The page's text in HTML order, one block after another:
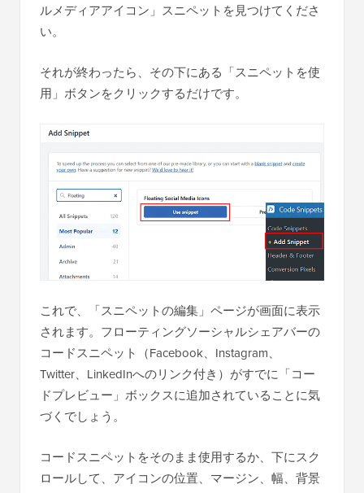
ルメディアアイコン」スニペットを見つけてくださ
い。
それが終わったら、その下にある「スニペットを使
用」ボタンをクリックするだけです。
これで、「スニペットの編集」ページが画面に表示
されます。フローティングソーシャルシェアバーの
コードスニペット（Facebook、Instagram、
Twitter、LinkedInへのリンク付き）がすでに「コー
ドプレビュー」ボックスに追加されていることに気
づくでしょう。
コードスニペットをそのまま使用するか、下にスク
ロールして、アイコンの位置、マージン、幅、背景